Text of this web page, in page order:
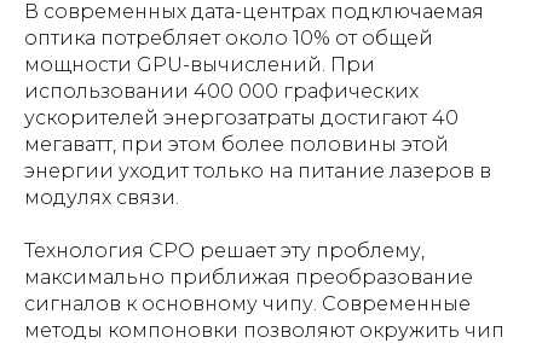
В современных дата-центрах подключаемая
оптика потребляет около 10% от общей
мощности GPU-вычислений. При
использовании 400 000 графических
ускорителей энергозатраты достигают 40
мегаватт, при этом более половины этой
энергии уходит только на питание лазеров в
модулях связи.
Технология CPO решает эту проблему,
максимально приближая преобразование
сигналов к основному чипу. Современные
методы компоновки позволяют окружить чип